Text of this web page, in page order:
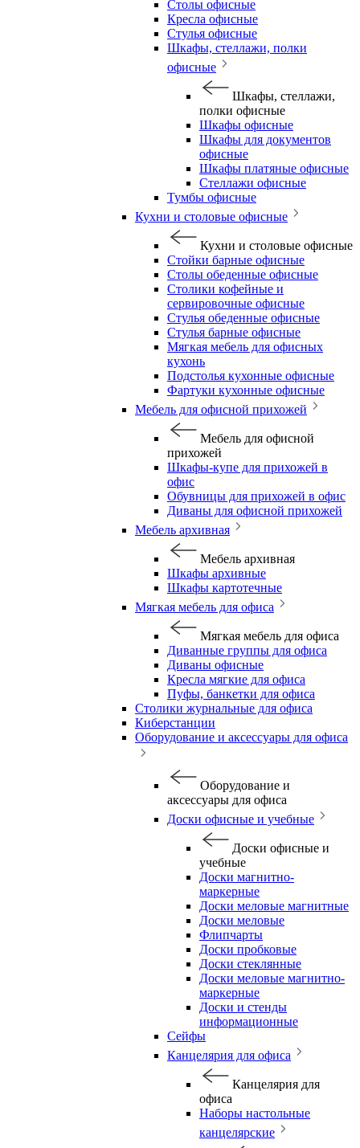
Столы офисные
Кресла офисные
Стулья офисные
Шкафы, стеллажи, полки
офисные
Шкафы, стеллажи,
полки офисные
Шкафы офисные
Шкафы для документов
офисные
Шкафы платяные офисные
Стеллажи офисные
Тумбы офисные
Кухни и столовые офисные
Кухни и столовые офисные
Стойки барные офисные
Столы обеденные офисные
Столики кофейные и
сервировочные офисные
Стулья обеденные офисные
Стулья барные офисные
Мягкая мебель для офисных
кухонь
Подстолья кухонные офисные
Фартуки кухонные офисные
Мебель для офисной прихожей
Мебель для офисной
прихожей
Шкафы-купе для прихожей в
офис
Обувницы для прихожей в офис
Диваны для офисной прихожей
Мебель архивная
Мебель архивная
Шкафы архивные
Шкафы картотечные
Мягкая мебель для офиса
Мягкая мебель для офиса
Диванные группы для офиса
Диваны офисные
Кресла мягкие для офиса
Пуфы, банкетки для офиса
Столики журнальные для офиса
Киберстанции
Оборудование и аксессуары для офиса
Оборудование и
аксессуары для офиса
Доски офисные и учебные
Доски офисные и
учебные
Доски магнитно-
маркерные
Доски меловые магнитные
Доски меловые
Флипчарты
Доски пробковые
Доски стеклянные
Доски меловые магнитно-
маркерные
Доски и стенды
информационные
Сейфы
Канцелярия для офиса
Канцелярия для
офиса
Наборы настольные
канцелярские